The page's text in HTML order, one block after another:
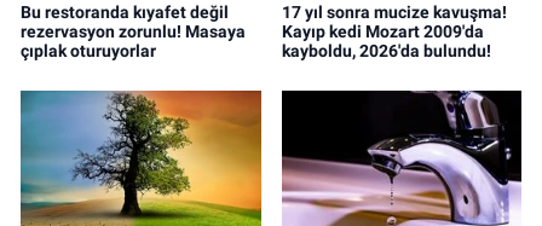
Bu restoranda kıyafet değil
rezervasyon zorunlu! Masaya
çıplak oturuyorlar
17 yıl sonra mucize kavuşma!
Kayıp kedi Mozart 2009'da
kayboldu, 2026'da bulundu!